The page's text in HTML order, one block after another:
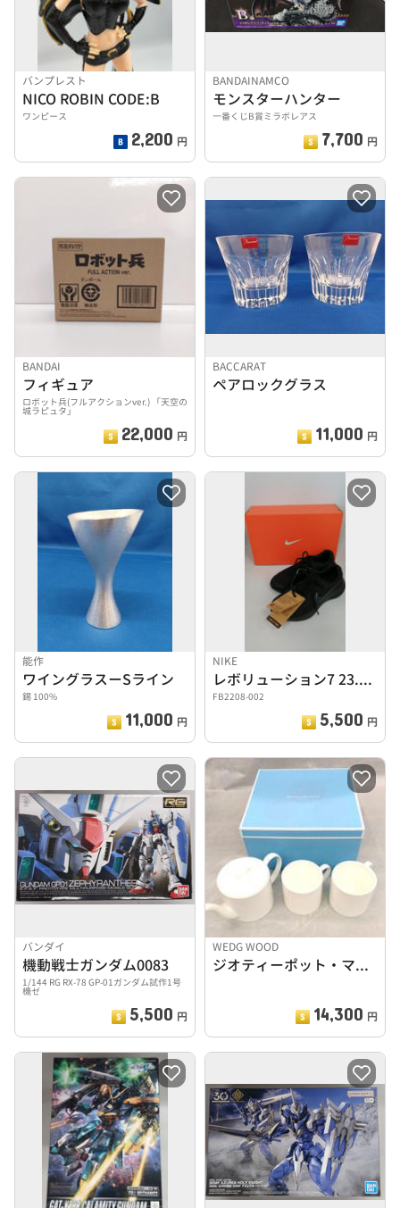
バンプレスト
NICO ROBIN CODE:B
ワンピース
2,200 円
BANDAINAMCO
モンスターハンター
一番くじB賞ミラボレアス
7,700 円
BANDAI
フィギュア
ロボット兵(フルアクションver.) 「天空の
城ラピュタ」
22,000 円
BACCARAT
ペアロックグラス
11,000 円
能作
ワイングラスーSライン
錫 100%
11,000 円
NIKE
レボリューション7 23.5CM
FB2208-002
5,500 円
バンダイ
機動戦士ガンダム0083
1/144 RG RX-78 GP-01ガンダム試作1号
機ゼ
5,500 円
WEDG WOOD
ジオティーポット・マグカップ
14,300 円